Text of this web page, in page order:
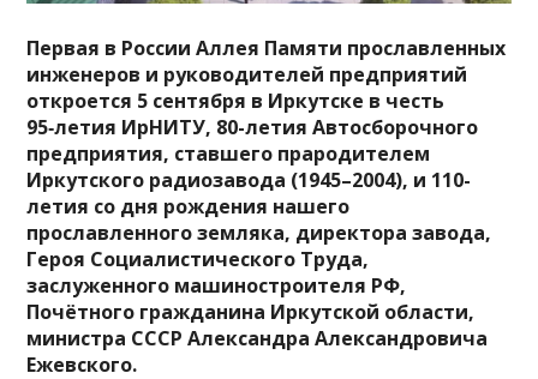
Первая в России Аллея Памяти прославленных
инженеров и руководителей предприятий
откроется 5 сентября в Иркутске в честь
95‑летия ИрНИТУ, 80-летия Автосборочного
предприятия, ставшего прародителем
Иркутского радиозавода (1945–2004), и 110-
летия со дня рождения нашего
прославленного земляка, директора завода,
Героя Социалистического Труда,
заслуженного машиностроителя РФ,
Почётного гражданина Иркутской области,
министра СССР Александра Александровича
Ежевского.